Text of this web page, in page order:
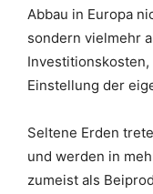
Abbau in Europa
sondern vielmehr
Einstellung der
Seltene Erden
und werden in
zumeist als